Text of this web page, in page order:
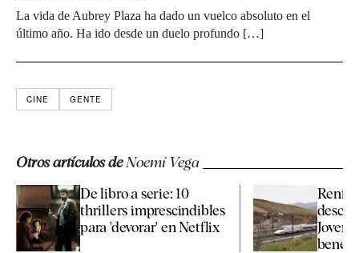
La vida de Aubrey Plaza ha dado un vuelco absoluto en el
último año. Ha ido desde un duelo profundo […]
CINE GENTE
Otros artículos deNoemí Vega
De libro a serie: 10
thrillers imprescindibles
para 'devorar' en Netflix
Renfe
Joven